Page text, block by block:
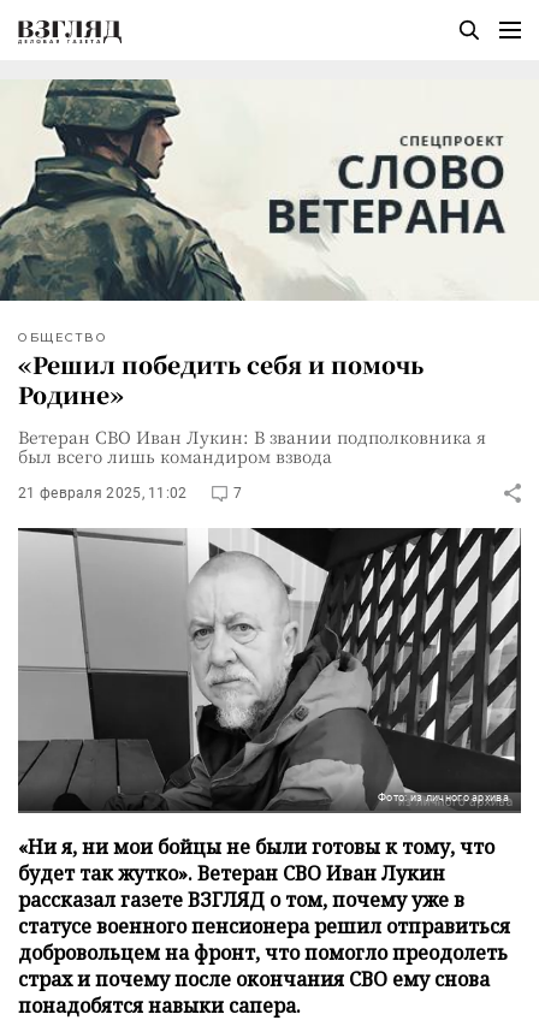
ОБЩЕСТВО
«Решил победить себя и помочь
Родине»
Ветеран СВО Иван Лукин: В звании подполковника я
был всего лишь командиром взвода
21 февраля 2025, 11:02 7
Фото: из личного архива
«Ни я, ни мои бойцы не были готовы к тому, что
будет так жутко». Ветеран СВО Иван Лукин
рассказал газете ВЗГЛЯД о том, почему уже в
статусе военного пенсионера решил отправиться
добровольцем на фронт, что помогло преодолеть
страх и почему после окончания СВО ему снова
понадобятся навыки сапера.